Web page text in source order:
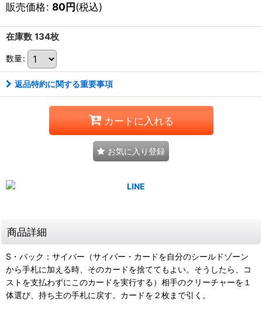
販売価格: 80円(税込)
在庫数 134枚
数量:
返品特約に関する重要事項
カートに入れる
お気に入り登録
商品詳細
S・バック：サイバー（サイバー・カードを自分のシールドゾーン
から手札に加える時、そのカードを捨ててもよい。そうしたら、コ
ストを支払わずにこのカードを実行する）相手のクリーチャーを１
体選び、持ち主の手札に戻す。カードを２枚まで引く。